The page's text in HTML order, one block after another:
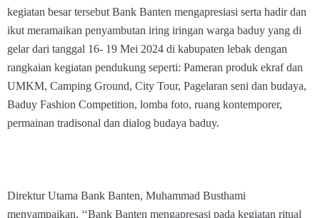
kegiatan besar tersebut Bank Banten mengapresiasi serta hadir dan
ikut meramaikan penyambutan iring iringan warga baduy yang di
gelar dari tanggal 16- 19 Mei 2024 di kabupaten lebak dengan
rangkaian kegiatan pendukung seperti: Pameran produk ekraf dan
UMKM, Camping Ground, City Tour, Pagelaran seni dan budaya,
Baduy Fashion Competition, lomba foto, ruang kontemporer,
permainan tradisonal dan dialog budaya baduy.
Direktur Utama Bank Banten, Muhammad Busthami
menyampaikan, ‘‘Bank Banten mengapresasi pada kegiatan ritual